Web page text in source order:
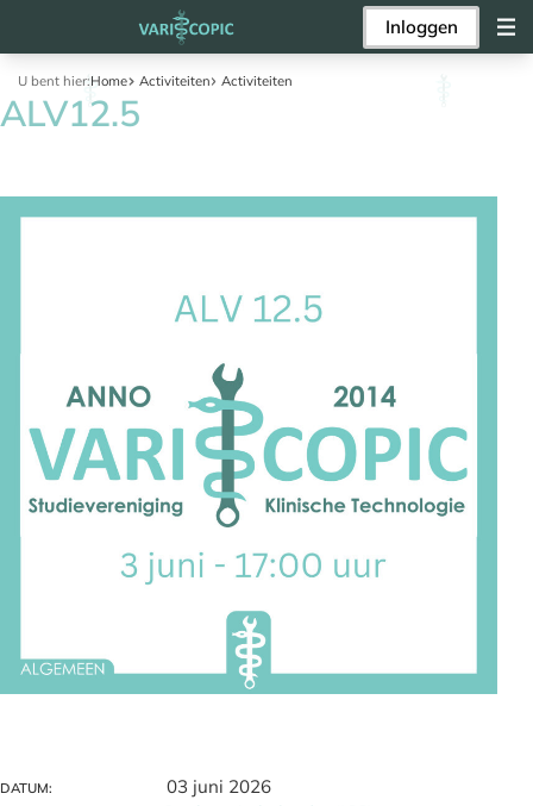
Inloggen
U bent hier:Home Activiteiten Activiteiten
ALV12.5
DATUM: 03 juni 2026